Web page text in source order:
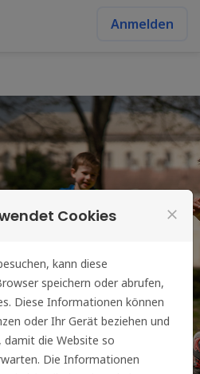
Anmelden
Cookies close
kann diese
speichern oder abrufen,
Diese Informationen können
oder Ihr Gerät beziehen und
die Website so
Die Informationen